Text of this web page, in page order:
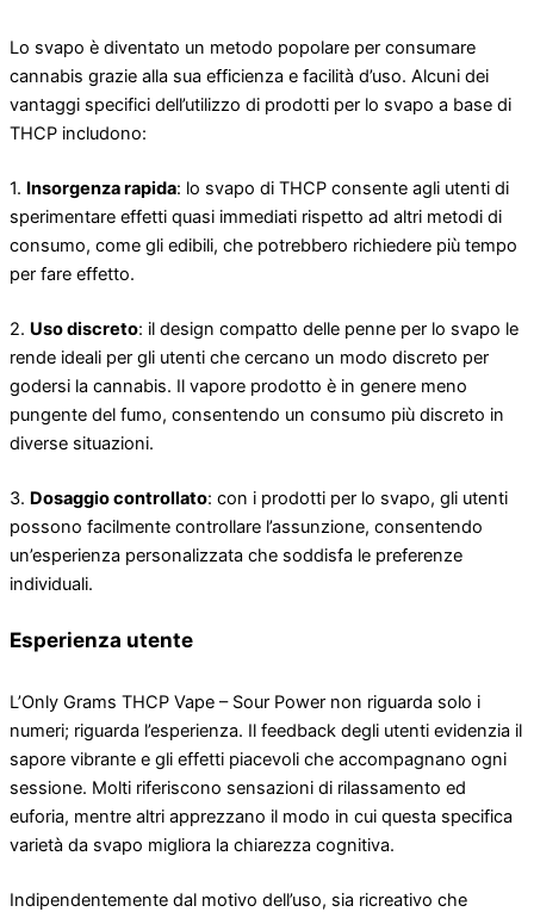
Lo svapo è diventato un metodo popolare per consumare
cannabis grazie alla sua efficienza e facilità d’uso. Alcuni dei
vantaggi specifici dell’utilizzo di prodotti per lo svapo a base di
THCP includono:
1. Insorgenza rapida: lo svapo di THCP consente agli utenti di
sperimentare effetti quasi immediati rispetto ad altri metodi di
consumo, come gli edibili, che potrebbero richiedere più tempo
per fare effetto.
2. Uso discreto: il design compatto delle penne per lo svapo le
rende ideali per gli utenti che cercano un modo discreto per
godersi la cannabis. Il vapore prodotto è in genere meno
pungente del fumo, consentendo un consumo più discreto in
diverse situazioni.
3. Dosaggio controllato: con i prodotti per lo svapo, gli utenti
possono facilmente controllare l’assunzione, consentendo
un’esperienza personalizzata che soddisfa le preferenze
individuali.
Esperienza utente
L’Only Grams THCP Vape – Sour Power non riguarda solo i
numeri; riguarda l’esperienza. Il feedback degli utenti evidenzia il
sapore vibrante e gli effetti piacevoli che accompagnano ogni
sessione. Molti riferiscono sensazioni di rilassamento ed
euforia, mentre altri apprezzano il modo in cui questa specifica
varietà da svapo migliora la chiarezza cognitiva.
Indipendentemente dal motivo dell’uso, sia ricreativo che